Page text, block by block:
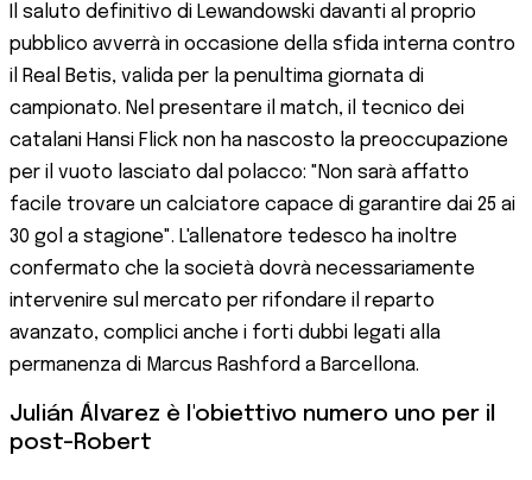
Il saluto definitivo di Lewandowski davanti al proprio
pubblico avverrà in occasione della sfida interna contro
il Real Betis, valida per la penultima giornata di
campionato. Nel presentare il match, il tecnico dei
catalani Hansi Flick non ha nascosto la preoccupazione
per il vuoto lasciato dal polacco: "Non sarà affatto
facile trovare un calciatore capace di garantire dai 25 ai
30 gol a stagione". L'allenatore tedesco ha inoltre
confermato che la società dovrà necessariamente
intervenire sul mercato per rifondare il reparto
avanzato, complici anche i forti dubbi legati alla
permanenza di Marcus Rashford a Barcellona.
Julián Álvarez è l'obiettivo numero uno per il
post-Robert